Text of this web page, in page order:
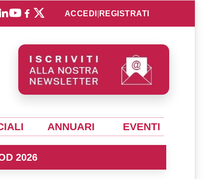
ACCEDI REGISTRATI
ANNUARI EVENTI
2026